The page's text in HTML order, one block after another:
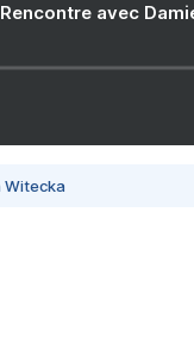
avec
Witecka